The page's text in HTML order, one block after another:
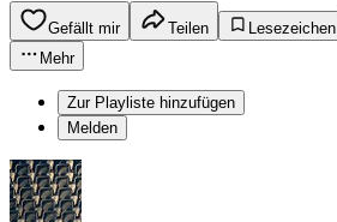
Gefällt mir Teilen
Lesezeichen
Mehr
Zur Playliste hinzufügen
Melden